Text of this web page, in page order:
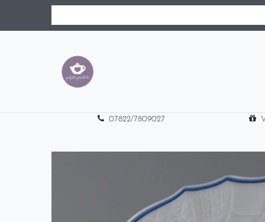
07822/7809027